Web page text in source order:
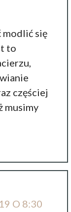
modlić się
to
częściej
musimy
O 8:30